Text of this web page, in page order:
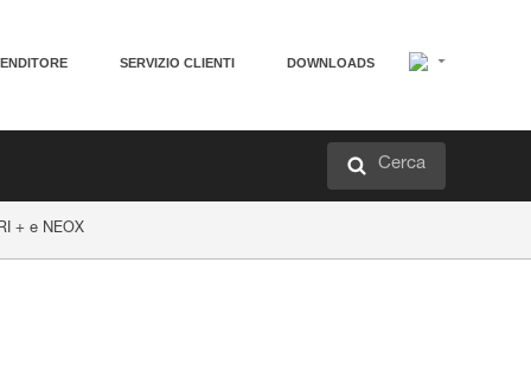
SERVIZIO CLIENTI DOWNLOADS
Cerca
+ e NEOX